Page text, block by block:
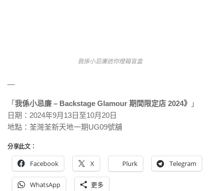
我係小忌廉迷你燈箱盲盒
—
「 我係小忌廉 – Backstage Glamour 期間限定店 2024》
」
日期：2024年9月13日至10月20日
地點：荃灣荃新天地一期UG09號舖
分享此文：
Facebook X Plurk Telegram
WhatsApp 更多